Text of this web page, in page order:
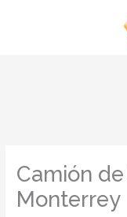
Camión
Monterrey